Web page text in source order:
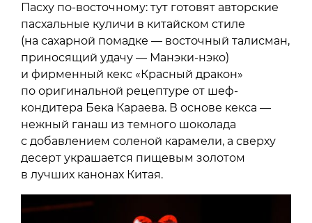
Пасху по-восточному: тут готовят авторские
пасхальные куличи в китайском стиле
(на сахарной помадке — восточный талисман,
приносящий удачу — Манэки-нэко)
и фирменный кекс «Красный дракон»
по оригинальной рецептуре от шеф-
кондитера Бека Караева. В основе кекса —
нежный ганаш из темного шоколада
с добавлением соленой карамели, а сверху
десерт украшается пищевым золотом
в лучших канонах Китая.